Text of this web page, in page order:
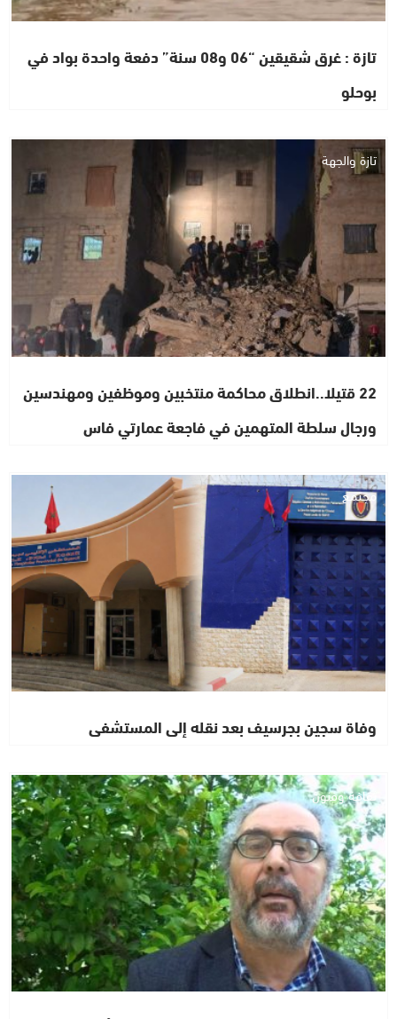
تازة : غرق شقيقين “06 و08 سنة” دفعة واحدة بواد في
بوحلو
تازة والجهة
22 قتيلا..انطلاق محاكمة منتخبين وموظفين ومهندسين
ورجال سلطة المتهمين في فاجعة عمارتي فاس
مجتمع
وفاة سجين بجرسيف بعد نقله إلى المستشفى
ثقافة وفنون